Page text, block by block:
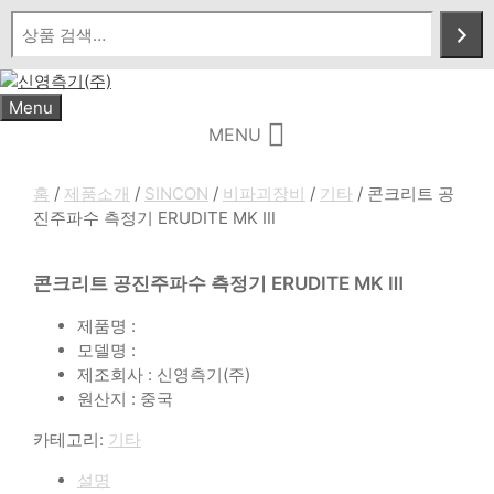
Skip
content
Menu
MENU
홈 / 제품소개 / SINCON / 비파괴장비 / 기타 / 콘크리트 공
진주파수 측정기 ERUDITE MK Ⅲ
콘크리트 공진주파수 측정기 ERUDITE MK Ⅲ
제품명 :
모델명 :
제조회사 : 신영측기(주)
원산지 : 중국
카테고리: 기타
설명